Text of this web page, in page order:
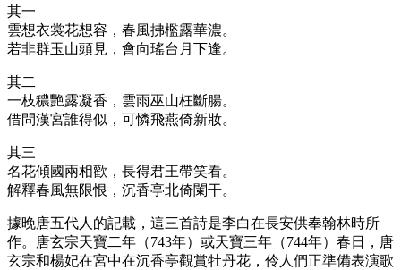
其一
雲想衣裳花想容，春風拂檻露華濃。
若非群玉山頭見，會向瑤台月下逢。
其二
一枝穠艷露凝香，雲雨巫山枉斷腸。
借問漢宮誰得似，可憐飛燕倚新妝。
其三
名花傾國兩相歡，長得君王帶笑看。
解釋春風無限恨，沉香亭北倚闌干。
據晚唐五代人的記載，這三首詩是李白在長安供奉翰林時所
作。唐玄宗天寶二年（743年）或天寶三年（744年）春日，唐
玄宗和楊妃在宮中在沉香亭觀賞牡丹花，伶人們正準備表演歌